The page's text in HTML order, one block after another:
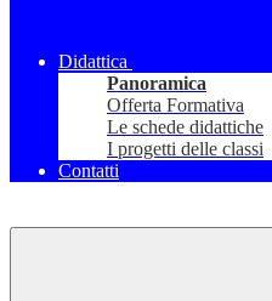
Didattica
Panoramica
Offerta Formativa
Le schede didattiche
I progetti delle classi
Contatti